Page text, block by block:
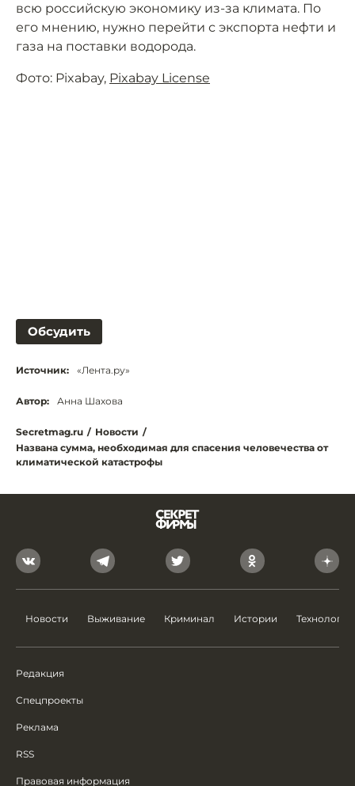
всю российскую экономику из-за климата. По
его мнению, нужно перейти с экспорта нефти и
газа на поставки водорода.
Фото: Pixabay, Pixabay License
Обсудить
Источник: «Лента.ру»
Автор: Анна Шахова
Secretmag.ru / Новости /
Названа сумма, необходимая для спасения человечества от
климатической катастрофы
Новости Выживание Криминал Истории Технологии
Редакция
Спецпроекты
Реклама
RSS
Правовая информация